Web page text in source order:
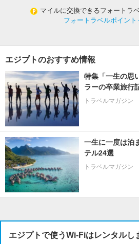
マイルに交換できるフォートラ
フォートラベルポイント
エジプトのおすすめ情報
特集「一生の思
ラーの卒業旅行
トラベルマガジン
一生に一度は泊
テル24選
トラベルマガジン
エジプトで使うWi-Fiはレンタルし